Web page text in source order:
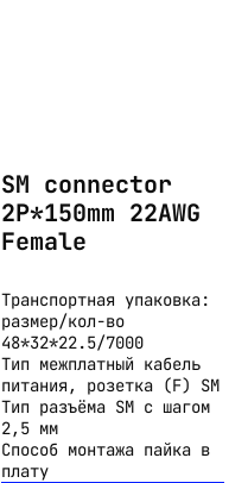
SM connector
2P*150mm 22AWG
Female
Транспортная упаковка:
размер/кол-во
48*32*22.5/7000
Тип межплатный кабель
питания, розетка (F) SM
Тип разъёма SM с шагом
2,5 мм
Способ монтажа пайка в
плату